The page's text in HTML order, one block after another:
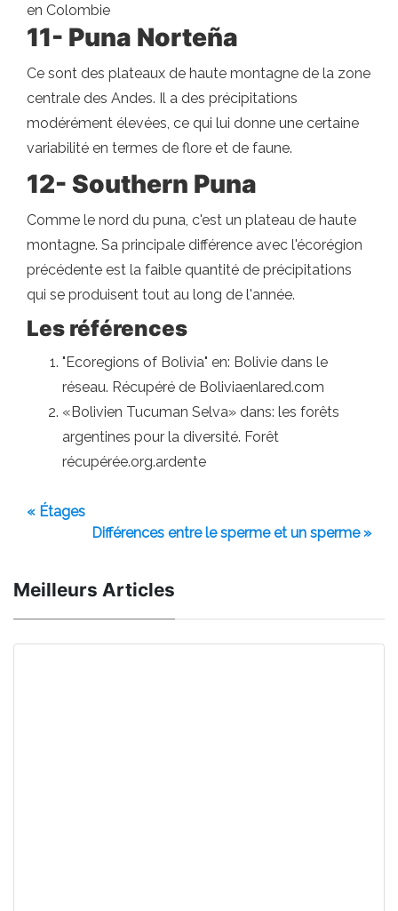
en Colombie
11- Puna Norteña
Ce sont des plateaux de haute montagne de la zone
centrale des Andes. Il a des précipitations
modérément élevées, ce qui lui donne une certaine
variabilité en termes de flore et de faune.
12- Southern Puna
Comme le nord du puna, c'est un plateau de haute
montagne. Sa principale différence avec l'écorégion
précédente est la faible quantité de précipitations
qui se produisent tout au long de l'année.
Les références
"Ecoregions of Bolivia" en: Bolivie dans le
réseau. Récupéré de Boliviaenlared.com
«Bolivien Tucuman Selva» dans: les forêts
argentines pour la diversité. Forêt
récupérée.org.ardente
« Étages
Différences entre le sperme et un sperme »
Meilleurs Articles